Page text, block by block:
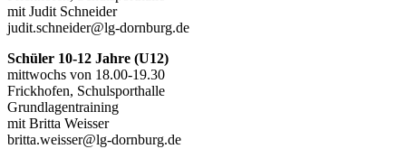
mit Judit Schneider
judit.schneider@lg-dornburg.de
Schüler 10-12 Jahre (U12)
mittwochs von 18.00-19.30
Frickhofen, Schulsporthalle
Grundlagentraining
mit Britta Weisser
britta.weisser@lg-dornburg.de